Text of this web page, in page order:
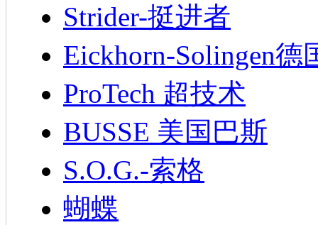
Strider-挺进者
Eickhorn-Solingen德
ProTech 超技术
BUSSE 美国巴斯
S.O.G.-索格
蝴蝶